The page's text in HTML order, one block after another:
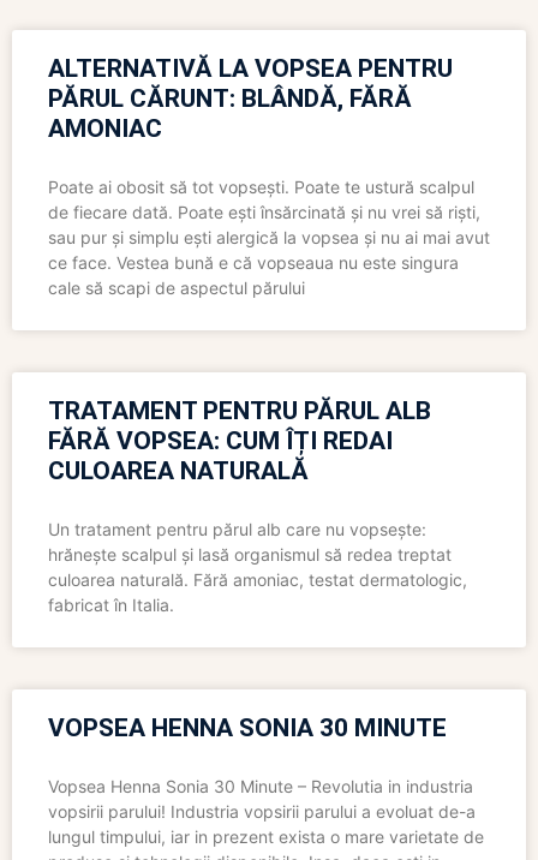
ALTERNATIVĂ LA VOPSEA PENTRU
PĂRUL CĂRUNT: BLÂNDĂ, FĂRĂ
AMONIAC
Poate ai obosit să tot vopsești. Poate te ustură scalpul
de fiecare dată. Poate ești însărcinată și nu vrei să riști,
sau pur și simplu ești alergică la vopsea și nu ai mai avut
ce face. Vestea bună e că vopseaua nu este singura
cale să scapi de aspectul părului
TRATAMENT PENTRU PĂRUL ALB
FĂRĂ VOPSEA: CUM ÎȚI REDAI
CULOAREA NATURALĂ
Un tratament pentru părul alb care nu vopsește:
hrănește scalpul și lasă organismul să redea treptat
culoarea naturală. Fără amoniac, testat dermatologic,
fabricat în Italia.
VOPSEA HENNA SONIA 30 MINUTE
Vopsea Henna Sonia 30 Minute – Revolutia in industria
vopsirii parului! Industria vopsirii parului a evoluat de-a
lungul timpului, iar in prezent exista o mare varietate de